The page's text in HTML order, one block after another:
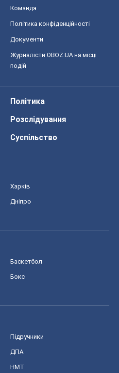
Команда
Політика конфіденційності
Документи
Журналісти OBOZ.UA на місці
подій
Політика
Розслідування
Суспільство
Харків
Дніпро
Баскетбол
Бокс
Підручники
ДПА
НМТ